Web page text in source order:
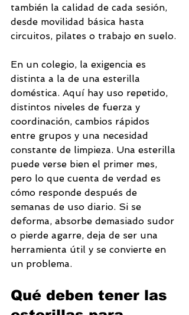
también la calidad de cada sesión,
desde movilidad básica hasta
circuitos, pilates o trabajo en suelo.
En un colegio, la exigencia es
distinta a la de una esterilla
doméstica. Aquí hay uso repetido,
distintos niveles de fuerza y
coordinación, cambios rápidos
entre grupos y una necesidad
constante de limpieza. Una esterilla
puede verse bien el primer mes,
pero lo que cuenta de verdad es
cómo responde después de
semanas de uso diario. Si se
deforma, absorbe demasiado sudor
o pierde agarre, deja de ser una
herramienta útil y se convierte en
un problema.
Qué deben tener las